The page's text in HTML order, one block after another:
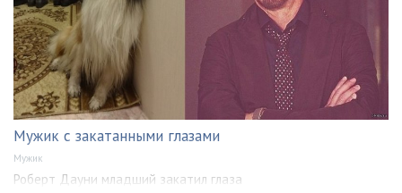
Мужик с закатанными глазами
Мужик
Роберт Дауни младший закатил глаза